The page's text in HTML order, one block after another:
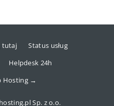
tutaj
Status usług
Helpdesk 24h
Hosting →
Sp. z o.o.